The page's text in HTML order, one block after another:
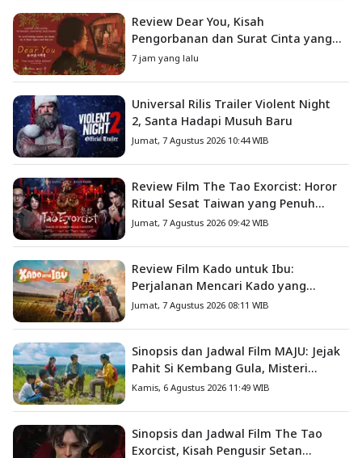
Review Dear You, Kisah
Pengorbanan dan Surat Cinta yang
Menyentuh Hati
7 jam yang lalu
Universal Rilis Trailer Violent Night
2, Santa Hadapi Musuh Baru
Jumat, 7 Agustus 2026 10:44 WIB
Review Film The Tao Exorcist: Horor
Ritual Sesat Taiwan yang Penuh
Misteri dan Teror Psikologis
Jumat, 7 Agustus 2026 09:42 WIB
Review Film Kado untuk Ibu:
Perjalanan Mencari Kado yang
Mengajarkan Arti Keluarga
Jumat, 7 Agustus 2026 08:11 WIB
Sinopsis dan Jadwal Film MAJU: Jejak
Pahit Si Kembang Gula, Misteri
Hilangnya Bagas di Lokasi Jambore
Kamis, 6 Agustus 2026 11:49 WIB
Sinopsis dan Jadwal Film The Tao
Exorcist, Kisah Pengusir Setan